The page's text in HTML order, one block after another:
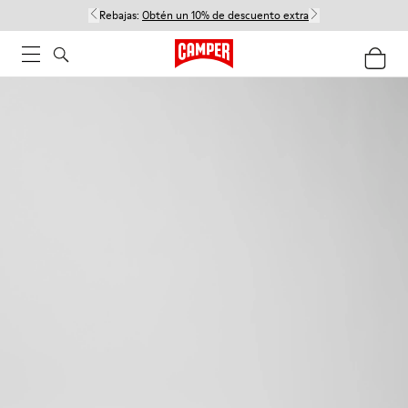
Rebajas: Obtén un 10% de descuento extra